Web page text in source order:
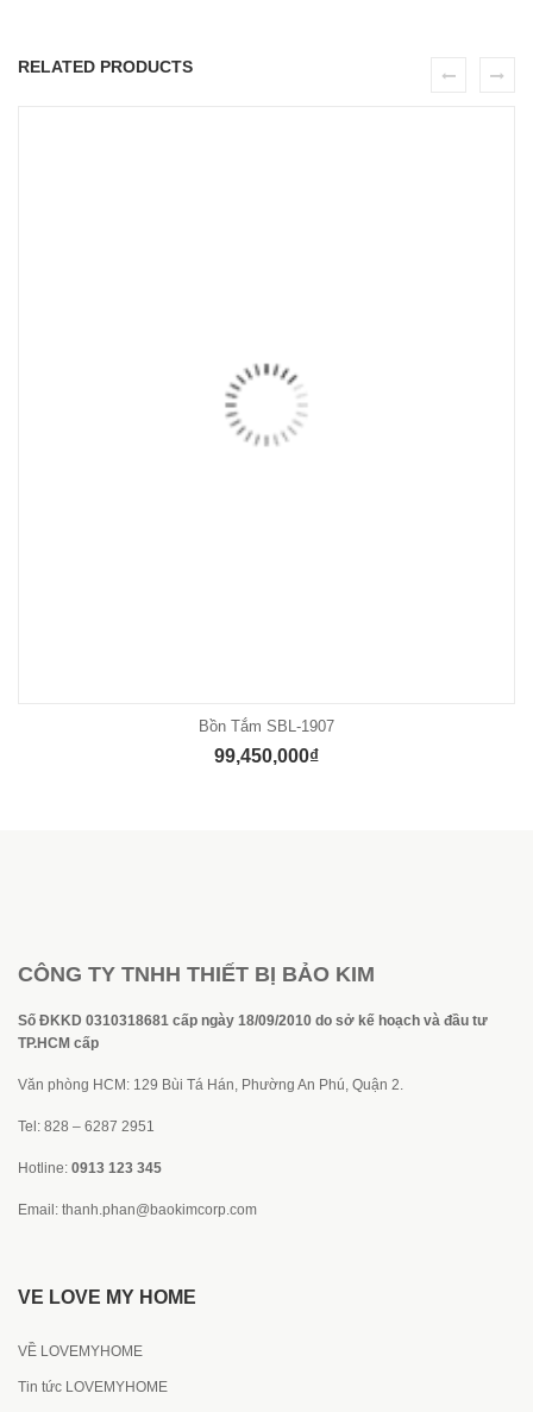
RELATED PRODUCTS
Bồn Tắm SBL-1907
99,450,000₫
CÔNG TY TNHH THIẾT BỊ BẢO KIM
Số ĐKKD 0310318681 cấp ngày 18/09/2010 do sở kế hoạch và đầu tư
TP.HCM cấp
Văn phòng HCM: 129 Bùi Tá Hán, Phường An Phú, Quận 2.
Tel: 828 – 6287 2951
Hotline: 0913 123 345
Email: thanh.phan@baokimcorp.com
VỀ LOVE MY HOME
VỀ LOVEMYHOME
Tin tức LOVEMYHOME